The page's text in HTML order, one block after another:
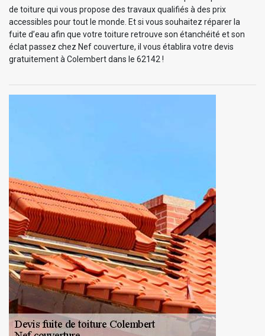
de toiture qui vous propose des travaux qualifiés à des prix
accessibles pour tout le monde. Et si vous souhaitez réparer la
fuite d’eau afin que votre toiture retrouve son étanchéité et son
éclat passez chez Nef couverture, il vous établira votre devis
gratuitement à Colembert dans le 62142 !